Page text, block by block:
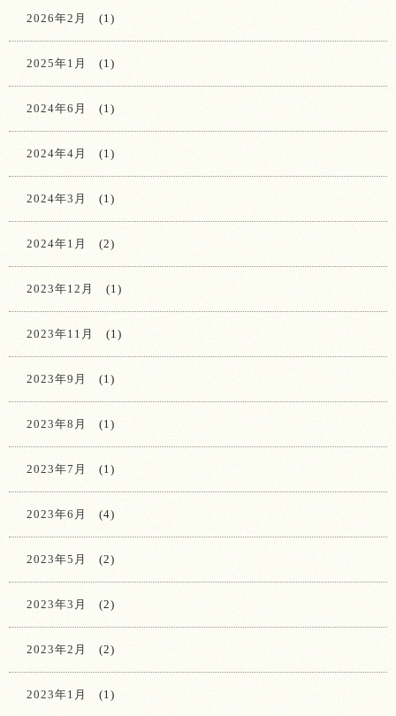
2026年2月 (1)
2025年1月 (1)
2024年6月 (1)
2024年4月 (1)
2024年3月 (1)
2024年1月 (2)
2023年12月 (1)
2023年11月 (1)
2023年9月 (1)
2023年8月 (1)
2023年7月 (1)
2023年6月 (4)
2023年5月 (2)
2023年3月 (2)
2023年2月 (2)
2023年1月 (1)